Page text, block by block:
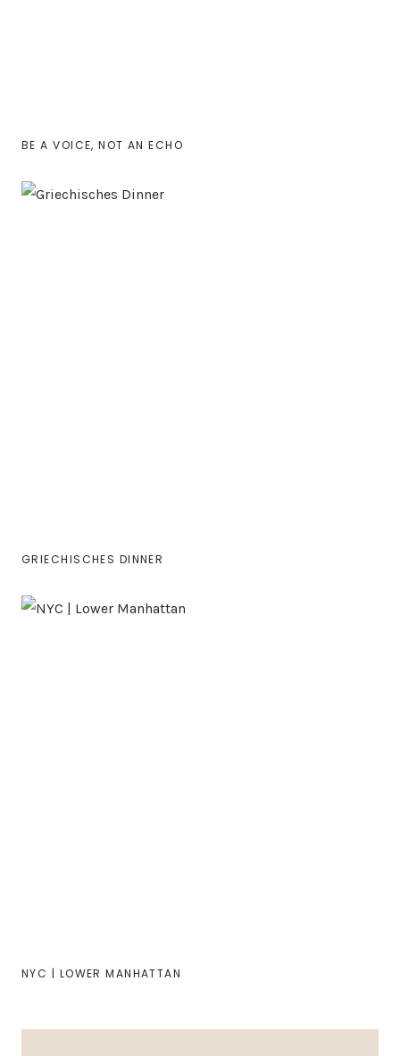
BE A VOICE, NOT AN ECHO
GRIECHISCHES DINNER
NYC | LOWER MANHATTAN